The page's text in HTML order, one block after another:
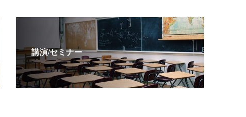
講演/セミナー